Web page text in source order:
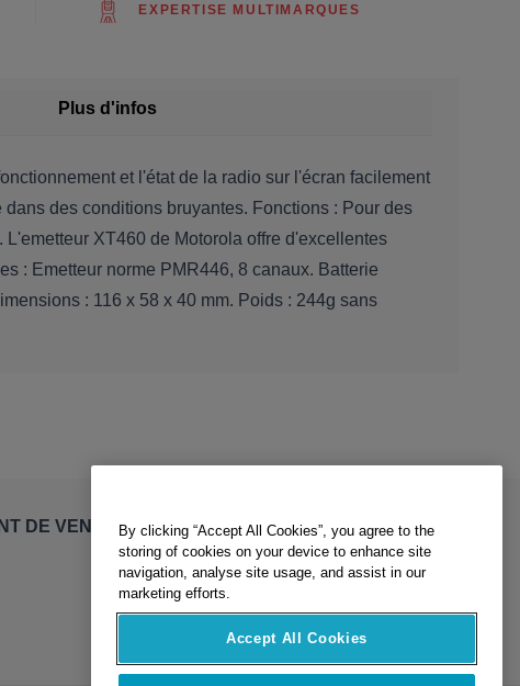
EXPERTISE MULTIMARQUES
Plus d'infos
et l'état de la radio sur l'écran facilement
des conditions bruyantes. Fonctions : Pour des
XT460 de Motorola offre d'excellentes
: Emetteur norme PMR446, 8 canaux. Batterie
: 116 x 58 x 40 mm. Poids : 244g sans
DE VENTE
storing of cookies on your device to enhance site
navigation, analyse site usage, and assist in our
marketing efforts.